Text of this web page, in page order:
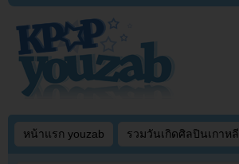
หน้าแรก youzab รวมวันเกิดศิลปินเกาหลี